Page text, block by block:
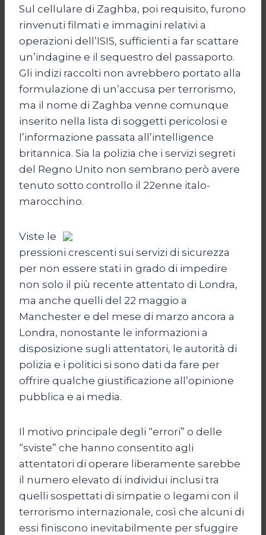
Sul cellulare di Zaghba, poi requisito, furono
rinvenuti filmati e immagini relativi a
operazioni dell’ISIS, sufficienti a far scattare
un’indagine e il sequestro del passaporto.
Gli indizi raccolti non avrebbero portato alla
formulazione di un’accusa per terrorismo,
ma il nome di Zaghba venne comunque
inserito nella lista di soggetti pericolosi e
l’informazione passata all’intelligence
britannica. Sia la polizia che i servizi segreti
del Regno Unito non sembrano però avere
tenuto sotto controllo il 22enne italo-
marocchino.
Viste le
pressioni crescenti sui servizi di sicurezza
per non essere stati in grado di impedire
non solo il più recente attentato di Londra,
ma anche quelli del 22 maggio a
Manchester e del mese di marzo ancora a
Londra, nonostante le informazioni a
disposizione sugli attentatori, le autorità di
polizia e i politici si sono dati da fare per
offrire qualche giustificazione all’opinione
pubblica e ai media.
Il motivo principale degli “errori” o delle
“sviste” che hanno consentito agli
attentatori di operare liberamente sarebbe
il numero elevato di individui inclusi tra
quelli sospettati di simpatie o legami con il
terrorismo internazionale, così che alcuni di
essi finiscono inevitabilmente per sfuggire